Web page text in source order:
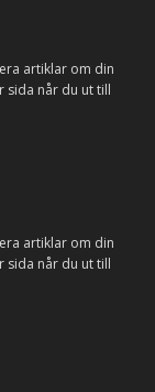
artiklar om din
sida når du ut till
artiklar om din
sida når du ut till